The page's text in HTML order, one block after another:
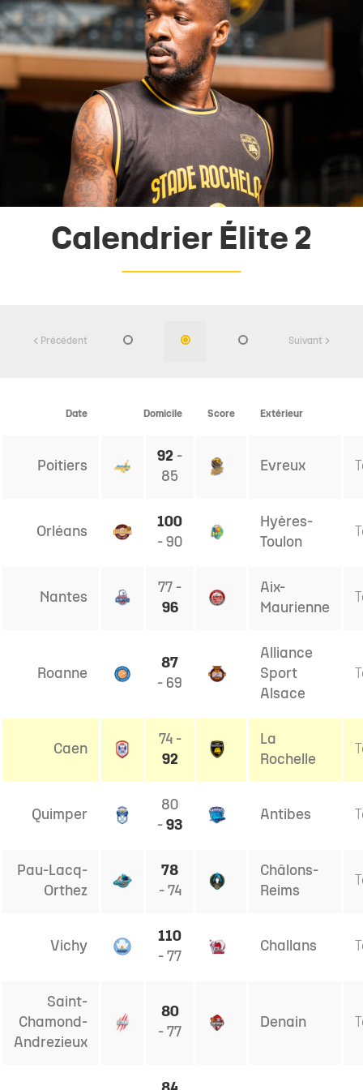
Calendrier Élite 2
Précédent Suivant
Date Domicile Score Extérieur
Poitiers
92 -
85
Evreux
Orléans
100
- 90
Hyères-
Toulon
Nantes
77 -
96
Aix-
Maurienne
Roanne
87
- 69
Alliance
Sport
Alsace
Caen
74 -
92
La
Rochelle
Quimper
80
- 93
Antibes
Pau-Lacq-
Orthez
78
- 74
Châlons-
Reims
Vichy
110
- 77
Challans
Saint-
Chamond-
Andrezieux
80
- 77
Denain